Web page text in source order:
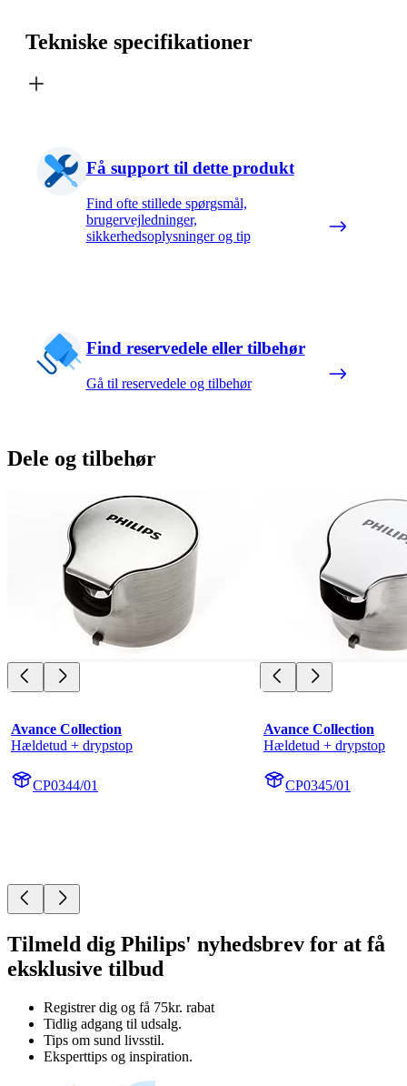
Tekniske specifikationer
Få support til dette produkt
Find ofte stillede spørgsmål,
brugervejledninger,
sikkerhedsoplysninger og tip
Find reservedele eller tilbehør
Gå til reservedele og tilbehør
Dele og tilbehør
Avance Collection
Hældetud + drypstop
CP0344/01
Avance Collection
Hældetud + drypstop
CP0345/01
Tilmeld dig Philips' nyhedsbrev for at få
eksklusive tilbud
Registrer dig og få 75kr. rabat
Tidlig adgang til udsalg.
Tips om sund livsstil.
Eksperttips og inspiration.